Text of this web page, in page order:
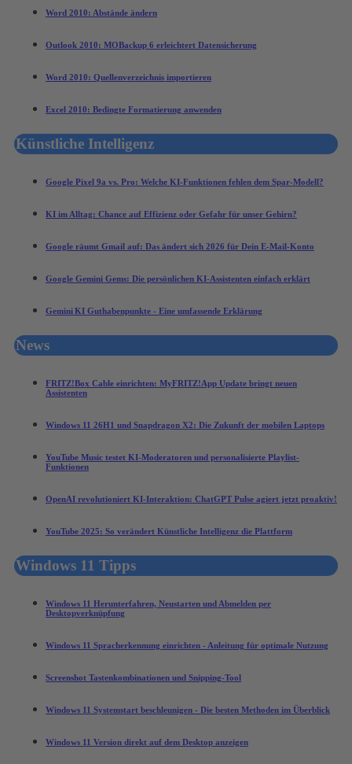
Word 2010: Abstände ändern
Outlook 2010: MOBackup 6 erleichtert Datensicherung
Word 2010: Quellenverzeichnis importieren
Excel 2010: Bedingte Formatierung anwenden
Künstliche Intelligenz
Google Pixel 9a vs. Pro: Welche KI-Funktionen fehlen dem Spar-Modell?
KI im Alltag: Chance auf Effizienz oder Gefahr für unser Gehirn?
Google räumt Gmail auf: Das ändert sich 2026 für Dein E-Mail-Konto
Google Gemini Gems: Die persönlichen KI-Assistenten einfach erklärt
Gemini KI Guthabenpunkte - Eine umfassende Erklärung
News
FRITZ!Box Cable einrichten: MyFRITZ!App Update bringt neuen
Assistenten
Windows 11 26H1 und Snapdragon X2: Die Zukunft der mobilen Laptops
YouTube Music testet KI-Moderatoren und personalisierte Playlist-
Funktionen
OpenAI revolutioniert KI-Interaktion: ChatGPT Pulse agiert jetzt proaktiv!
YouTube 2025: So verändert Künstliche Intelligenz die Plattform
Windows 11 Tipps
Windows 11 Herunterfahren, Neustarten und Abmelden per
Desktopverknüpfung
Windows 11 Spracherkennung einrichten - Anleitung für optimale Nutzung
Screenshot Tastenkombinationen und Snipping-Tool
Windows 11 Systemstart beschleunigen - Die besten Methoden im Überblick
Windows 11 Version direkt auf dem Desktop anzeigen